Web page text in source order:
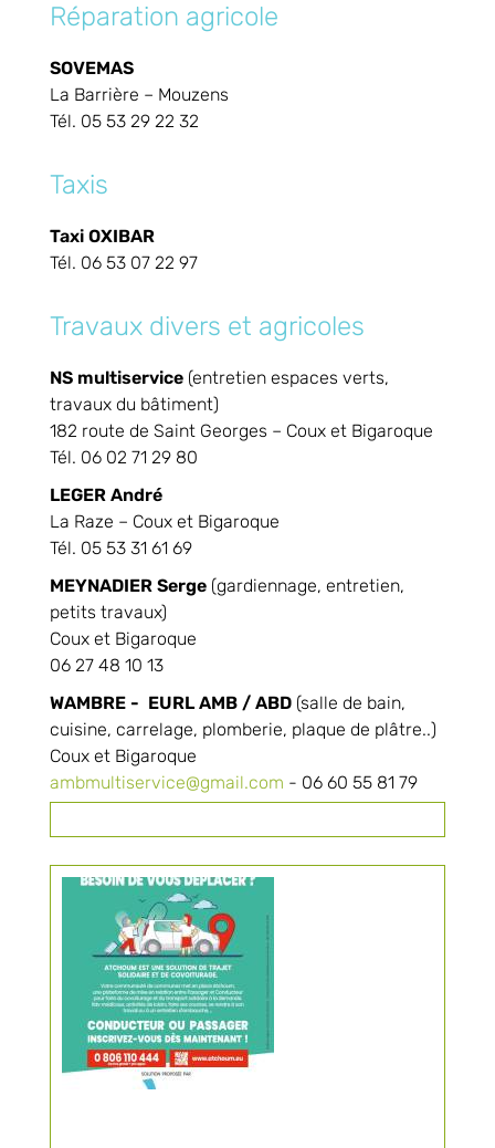
Réparation agricole
SOVEMAS
La Barrière – Mouzens
Tél. 05 53 29 22 32
Taxis
Taxi OXIBAR
Tél. 06 53 07 22 97
Travaux divers et agricoles
NS multiservice(entretien espaces verts,
travaux du bâtiment)
182 route de Saint Georges – Coux et Bigaroque
Tél. 06 02 71 29 80
LEGER André
La Raze – Coux et Bigaroque
Tél. 05 53 31 61 69
MEYNADIER Serge(gardiennage, entretien,
petits travaux)
Coux et Bigaroque
06 27 48 10 13
WAMBRE - EURL AMB / ABD(salle de bain,
cuisine, carrelage, plomberie, plaque de plâtre..)
Coux et Bigaroque
ambmultiservice@gmail.com - 06 60 55 81 79